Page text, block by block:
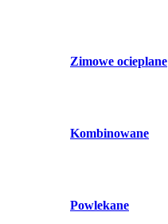
Zimowe ocieplane
Kombinowane
Powlekane